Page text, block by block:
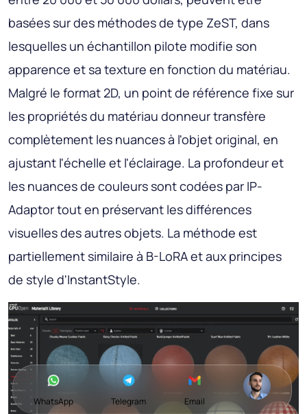
basées sur des méthodes de type ZeST, dans
lesquelles un échantillon pilote modifie son
apparence et sa texture en fonction du matériau.
Malgré le format 2D, un point de référence fixe sur
les propriétés du matériau donneur transfère
complètement les nuances à l'objet original, en
ajustant l'échelle et l'éclairage. La profondeur et
les nuances de couleurs sont codées par IP-
Adaptor tout en préservant les différences
visuelles des autres objets. La méthode est
partiellement similaire à B-LoRA et aux principes
de style d'InstantStyle.
WhatsApp Telegram Email